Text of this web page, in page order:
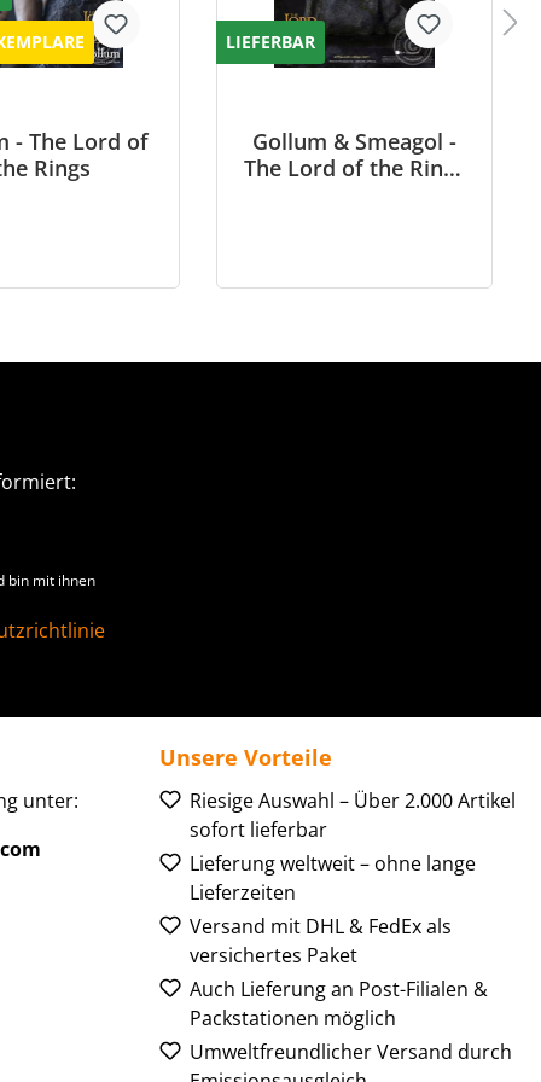
- The Lord of
Rings
LIEFERBAR
Gollum & Smeagol -
The Lord of the Rings
bin mit ihnen
unter:
Unsere Vorteile
Riesige Auswahl – Über 2.000 Artikel
sofort lieferbar
Lieferung weltweit – ohne lange
Lieferzeiten
Versand mit DHL & FedEx als
versichertes Paket
Auch Lieferung an Post-Filialen &
Packstationen möglich
Umweltfreundlicher Versand durch